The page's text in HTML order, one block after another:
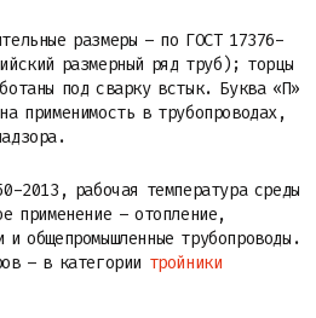
размеры – по ГОСТ 17376-
размерный ряд труб); торцы
под сварку встык. Буква «П»
применимость в трубопроводах,
2013, рабочая температура среды
применение – отопление,
и общепромышленные трубопроводы.
– в категории тройники